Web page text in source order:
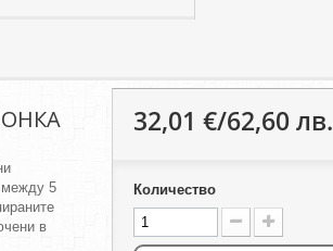
между 5
в
32,01 €/62,60 лв.
Количество